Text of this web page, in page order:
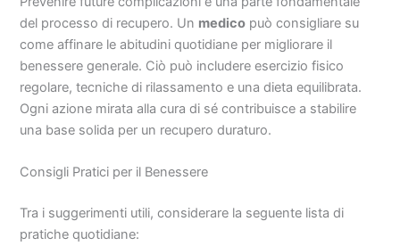
del processo di recupero. Un medico può consigliare su
come affinare le abitudini quotidiane per migliorare il
benessere generale. Ciò può includere esercizio fisico
regolare, tecniche di rilassamento e una dieta equilibrata.
Ogni azione mirata alla cura di sé contribuisce a stabilire
una base solida per un recupero duraturo.
Consigli Pratici per il Benessere
Tra i suggerimenti utili, considerare la seguente lista di
pratiche quotidiane: